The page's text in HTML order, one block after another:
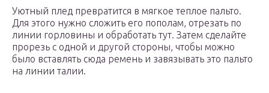
Уютный плед превратится в мягкое теплое пальто.
Для этого нужно сложить его пополам, отрезать по
линии горловины и обработать тут. Затем сделайте
прорезь с одной и другой стороны, чтобы можно
было вставлять сюда ремень и завязывать это пальто
на линии талии.